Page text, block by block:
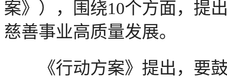
案》），围绕10个方面，提
慈善事业高质量发展。
《行动方案》提出，要鼓